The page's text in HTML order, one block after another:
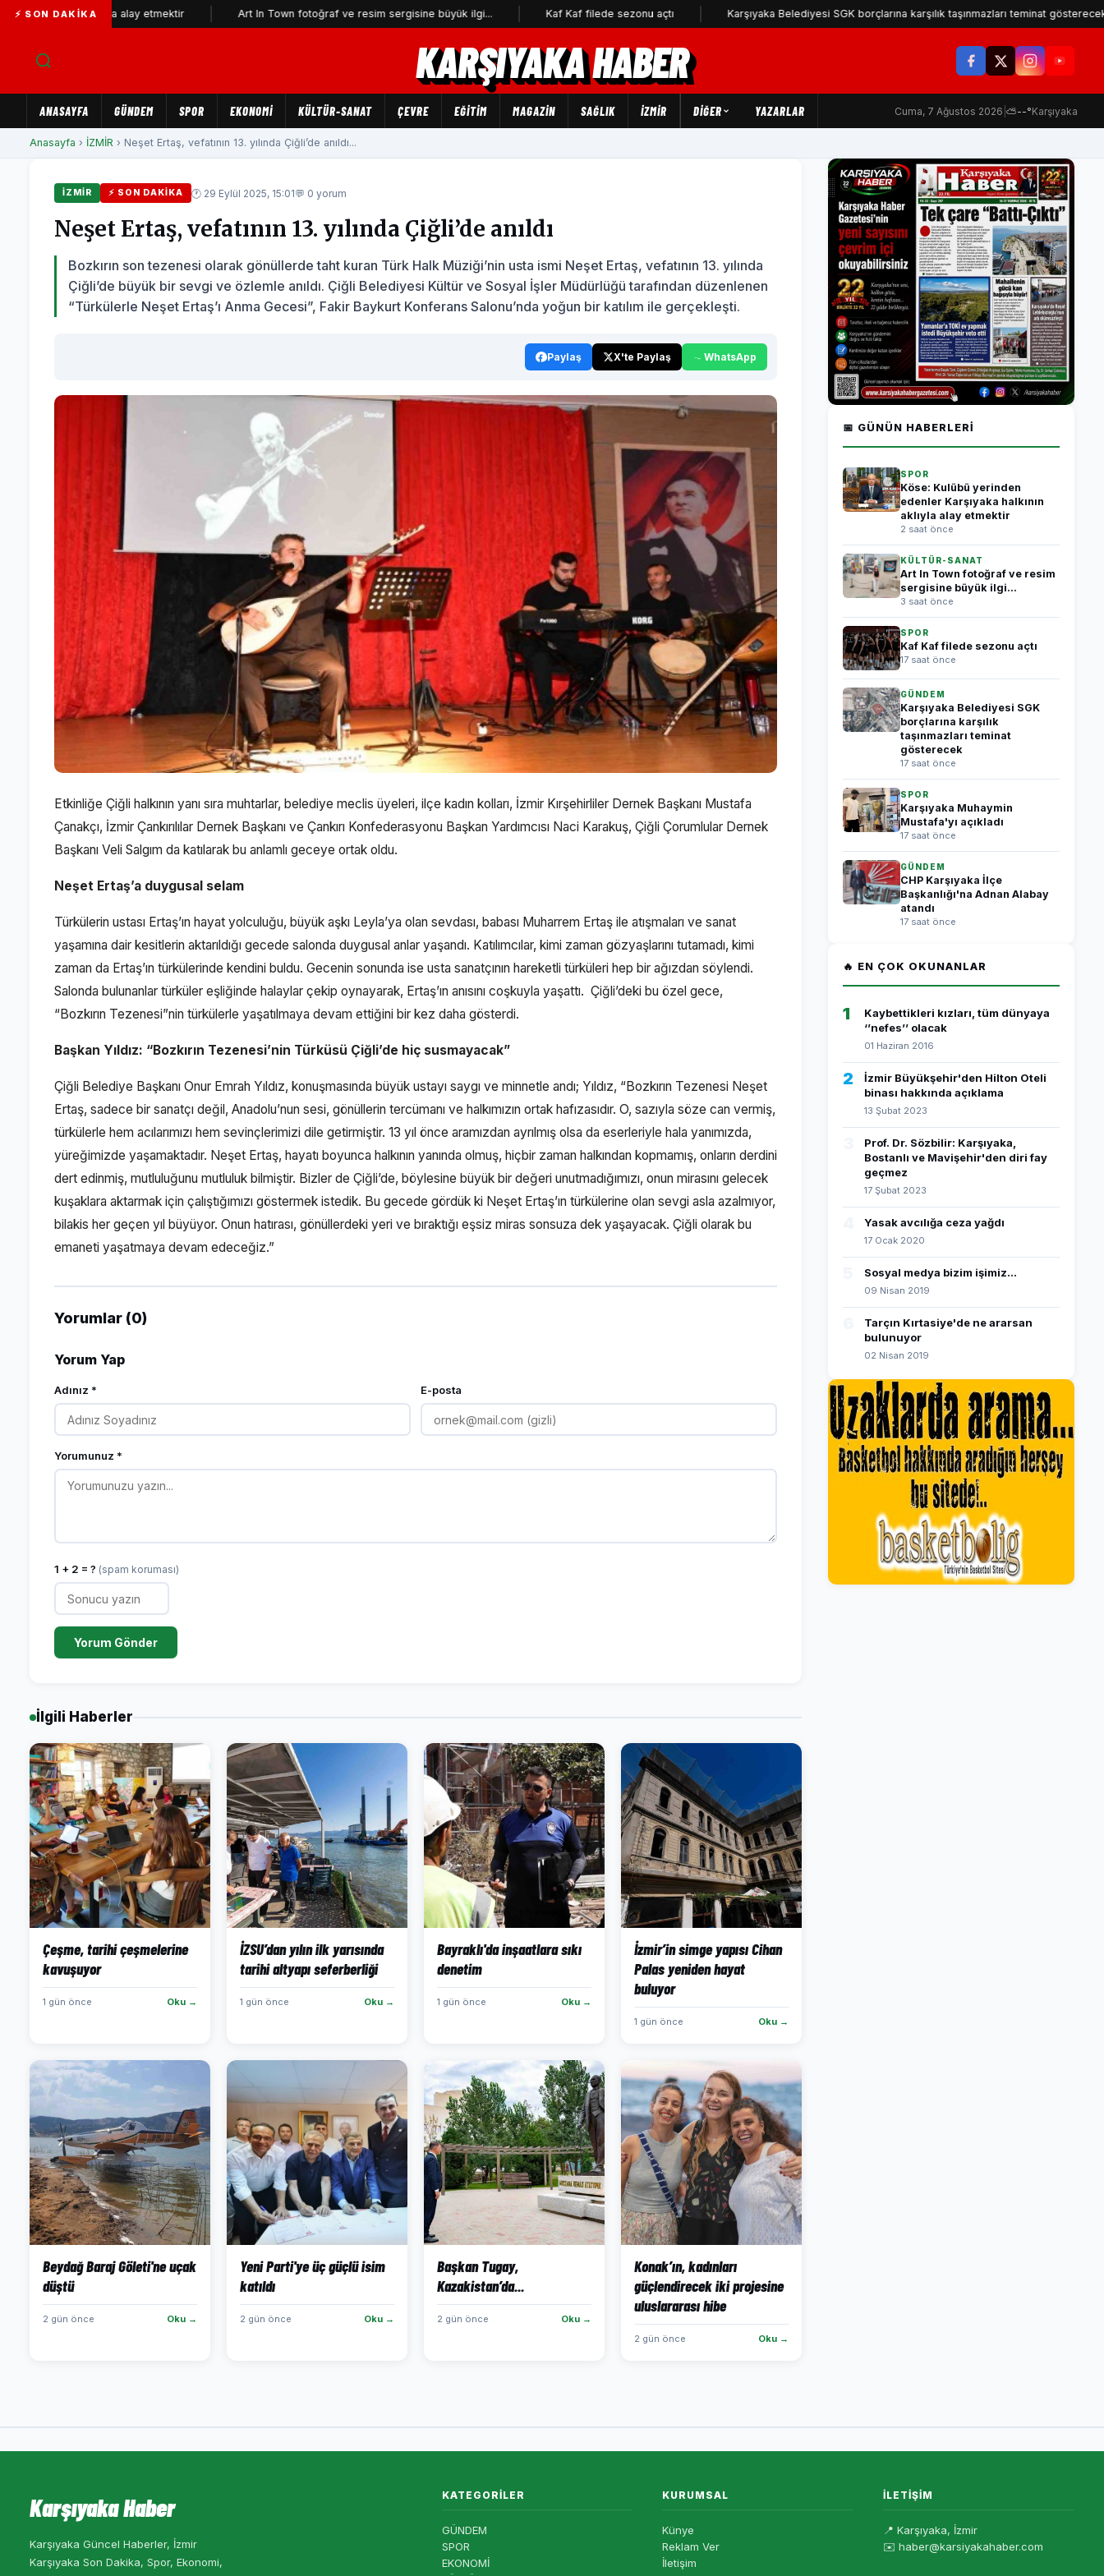
⚡ SON DAKIKA
aklıyla alay etmektir Art In Town fotoğraf ve resim sergisine büyük ilgi... Kaf Kaf filede sezonu açtı Karşıyaka Belediyesi SGK borçlarına karşılık taşınmazları teminat gösterecek
KARŞIYAKA HABER
ANASAYFA GÜNDEM SPOR EKONOMİ KÜLTÜR-SANAT ÇEVRE EĞİTİM MAGAZİN SAĞLIK İZMİR DIĞER YAZARLAR Cuma, 7 Ağustos 2026 ⛅--°Karşıyaka
Anasayfa › İZMİR › Neşet Ertaş, vefatının 13. yılında Çiğli’de anıldı...
İZMİR ⚡ SON DAKIKA 🕐 29 Eylül 2025, 15:01💬 0 yorum
Neşet Ertaş, vefatının 13. yılında Çiğli’de anıldı
Bozkırın son tezenesi olarak gönüllerde taht kuran Türk Halk Müziği’nin usta ismi Neşet Ertaş, vefatının 13. yılında
Çiğli’de büyük bir sevgi ve özlemle anıldı. Çiğli Belediyesi Kültür ve Sosyal İşler Müdürlüğü tarafından düzenlenen
“Türkülerle Neşet Ertaş’ı Anma Gecesi”, Fakir Baykurt Konferans Salonu’nda yoğun bir katılım ile gerçekleşti.
Paylaş X'te Paylaş WhatsApp
Etkinliğe Çiğli halkının yanı sıra muhtarlar, belediye meclis üyeleri, ilçe kadın kolları, İzmir Kırşehirliler Dernek Başkanı Mustafa
Çanakçı, İzmir Çankırılılar Dernek Başkanı ve Çankırı Konfederasyonu Başkan Yardımcısı Naci Karakuş, Çiğli Çorumlular Dernek
Başkanı Veli Salgım da katılarak bu anlamlı geceye ortak oldu.
Neşet Ertaş’a duygusal selam
Türkülerin ustası Ertaş’ın hayat yolculuğu, büyük aşkı Leyla’ya olan sevdası, babası Muharrem Ertaş ile atışmaları ve sanat
yaşamına dair kesitlerin aktarıldığı gecede salonda duygusal anlar yaşandı. Katılımcılar, kimi zaman gözyaşlarını tutamadı, kimi
zaman da Ertaş’ın türkülerinde kendini buldu. Gecenin sonunda ise usta sanatçının hareketli türküleri hep bir ağızdan söylendi.
Salonda bulunanlar türküler eşliğinde halaylar çekip oynayarak, Ertaş’ın anısını coşkuyla yaşattı. Çiğli’deki bu özel gece,
“Bozkırın Tezenesi”nin türkülerle yaşatılmaya devam ettiğini bir kez daha gösterdi.
Başkan Yıldız: “Bozkırın Tezenesi’nin Türküsü Çiğli’de hiç susmayacak”
Çiğli Belediye Başkanı Onur Emrah Yıldız, konuşmasında büyük ustayı saygı ve minnetle andı; Yıldız, “Bozkırın Tezenesi Neşet
Ertaş, sadece bir sanatçı değil, Anadolu’nun sesi, gönüllerin tercümanı ve halkımızın ortak hafızasıdır. O, sazıyla söze can vermiş,
türkülerle hem acılarımızı hem sevinçlerimizi dile getirmiştir. 13 yıl önce aramızdan ayrılmış olsa da eserleriyle hala yanımızda,
yüreğimizde yaşamaktadır. Neşet Ertaş, hayatı boyunca halkının yanında olmuş, hiçbir zaman halkından kopmamış, onların derdini
dert edinmiş, mutluluğunu mutluluk bilmiştir. Bizler de Çiğli’de, böylesine büyük bir değeri unutmadığımızı, onun mirasını gelecek
kuşaklara aktarmak için çalıştığımızı göstermek istedik. Bu gecede gördük ki Neşet Ertaş’ın türkülerine olan sevgi asla azalmıyor,
bilakis her geçen yıl büyüyor. Onun hatırası, gönüllerdeki yeri ve bıraktığı eşsiz miras sonsuza dek yaşayacak. Çiğli olarak bu
emaneti yaşatmaya devam edeceğiz.”
Yorumlar (0)
Yorum Yap
Adınız * E-posta
Yorumunuz *
1 + 2 = ? (spam koruması)
Yorum Gönder
İlgili Haberler
Çeşme, tarihi çeşmelerine
kavuşuyor
1 gün önce Oku →
İZSU’dan yılın ilk yarısında
tarihi altyapı seferberliği
1 gün önce Oku →
Bayraklı'da inşaatlara sıkı
denetim
1 gün önce Oku →
İzmir’in simge yapısı Cihan
Palas yeniden hayat
buluyor
1 gün önce Oku →
Beydağ Baraj Göleti'ne uçak
düştü
2 gün önce Oku →
Yeni Parti'ye üç güçlü isim
katıldı
2 gün önce Oku →
Başkan Tugay,
Kazakistan’da...
2 gün önce Oku →
Konak’ın, kadınları
güçlendirecek iki projesine
uluslararası hibe
2 gün önce Oku →
📅 GÜNÜN HABERLERI
SPOR
Köse: Kulübü yerinden
edenler Karşıyaka halkının
aklıyla alay etmektir
2 saat önce
KÜLTÜR-SANAT
Art In Town fotoğraf ve resim
sergisine büyük ilgi...
3 saat önce
SPOR
Kaf Kaf filede sezonu açtı
17 saat önce
GÜNDEM
Karşıyaka Belediyesi SGK
borçlarına karşılık
taşınmazları teminat
gösterecek
17 saat önce
SPOR
Karşıyaka Muhaymin
Mustafa'yı açıkladı
17 saat önce
GÜNDEM
CHP Karşıyaka İlçe
Başkanlığı'na Adnan Alabay
atandı
17 saat önce
🔥 EN ÇOK OKUNANLAR
1
Kaybettikleri kızları, tüm dünyaya
‘’nefes’’ olacak
01 Haziran 2016
2
İzmir Büyükşehir'den Hilton Oteli
binası hakkında açıklama
13 Şubat 2023
Prof. Dr. Sözbilir: Karşıyaka,
Bostanlı ve Mavişehir'den diri fay
geçmez
17 Şubat 2023
Yasak avcılığa ceza yağdı
17 Ocak 2020
Sosyal medya bizim işimiz...
09 Nisan 2019
Tarçın Kırtasiye'de ne ararsan
bulunuyor
02 Nisan 2019
Karşıyaka Haber
Karşıyaka Güncel Haberler, İzmir
Karşıyaka Son Dakika, Spor, Ekonomi,
KATEGORILER
GÜNDEM
SPOR
EKONOMİ
KURUMSAL
Künye
Reklam Ver
İletişim
İLETIŞIM
📍 Karşıyaka, İzmir
✉️ haber@karsiyakahaber.com